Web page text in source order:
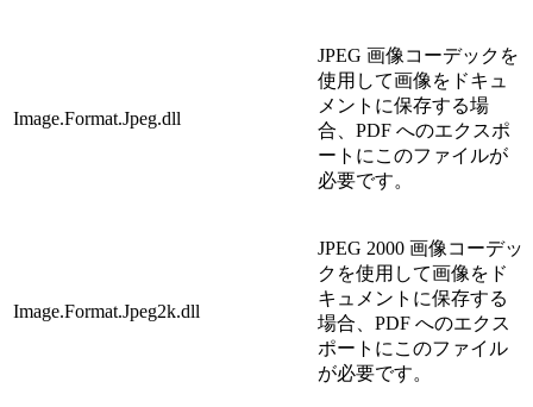
Image.Format.Jpeg.dll
JPEG 画像コーデックを
使用して画像をドキュ
メントに保存する場
合、PDF へのエクスポ
ートにこのファイルが
必要です。
Image.Format.Jpeg2k.dll
JPEG 2000 画像コーデッ
クを使用して画像をド
キュメントに保存する
場合、PDF へのエクス
ポートにこのファイル
が必要です。